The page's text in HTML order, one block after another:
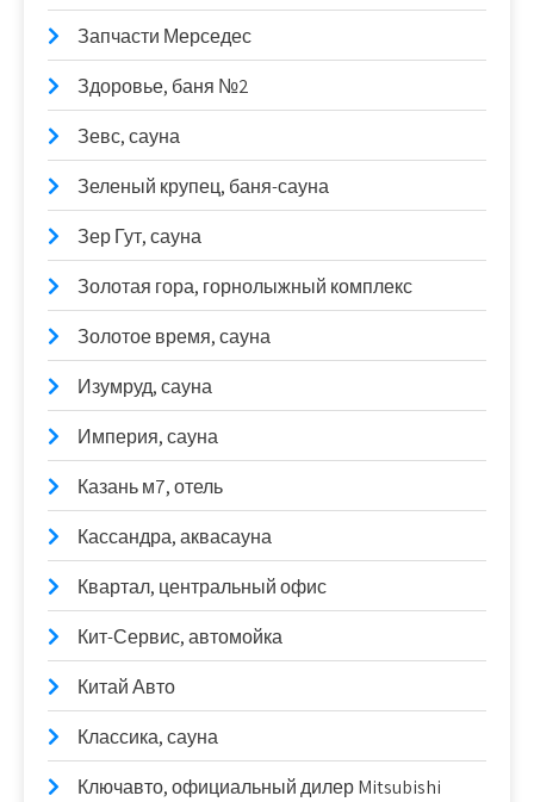
Запчасти Мерседес
Здоровье, баня №2
Зевс, сауна
Зеленый крупец, баня-сауна
Зер Гут, сауна
Золотая гора, горнолыжный комплекс
Золотое время, сауна
Изумруд, сауна
Империя, сауна
Казань м7, отель
Кассандра, аквасауна
Квартал, центральный офис
Кит-Сервис, автомойка
Китай Авто
Классика, сауна
Ключавто, официальный дилер Mitsubishi